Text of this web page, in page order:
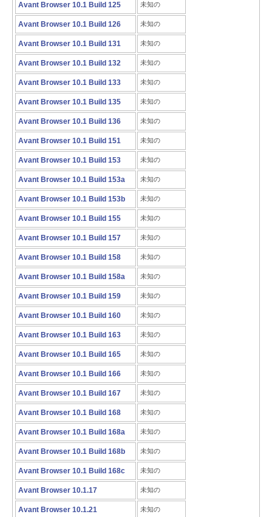
Avant Browser 10.1 Build 125 未知の
Avant Browser 10.1 Build 126 未知の
Avant Browser 10.1 Build 131 未知の
Avant Browser 10.1 Build 132 未知の
Avant Browser 10.1 Build 133 未知の
Avant Browser 10.1 Build 135 未知の
Avant Browser 10.1 Build 136 未知の
Avant Browser 10.1 Build 151 未知の
Avant Browser 10.1 Build 153 未知の
Avant Browser 10.1 Build 153a 未知の
Avant Browser 10.1 Build 153b 未知の
Avant Browser 10.1 Build 155 未知の
Avant Browser 10.1 Build 157 未知の
Avant Browser 10.1 Build 158 未知の
Avant Browser 10.1 Build 158a 未知の
Avant Browser 10.1 Build 159 未知の
Avant Browser 10.1 Build 160 未知の
Avant Browser 10.1 Build 163 未知の
Avant Browser 10.1 Build 165 未知の
Avant Browser 10.1 Build 166 未知の
Avant Browser 10.1 Build 167 未知の
Avant Browser 10.1 Build 168 未知の
Avant Browser 10.1 Build 168a 未知の
Avant Browser 10.1 Build 168b 未知の
Avant Browser 10.1 Build 168c 未知の
Avant Browser 10.1.17 未知の
Avant Browser 10.1.21 未知の